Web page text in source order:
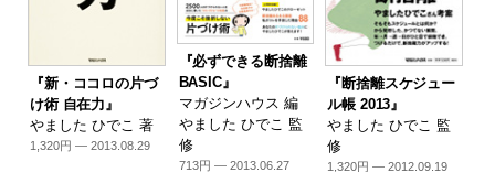
『新・ココロの片づ
け術 自在力』
やました ひでこ 著
1,320円 — 2013.08.29
『必ずできる断捨離
BASIC』
マガジンハウス 編
やました ひでこ 監
修
713円 — 2013.06.27
『断捨離スケジュー
ル帳 2013』
やました ひでこ 監
修
1,320円 — 2012.09.19